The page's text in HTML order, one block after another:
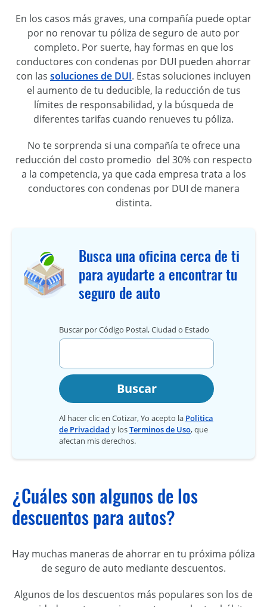
En los casos más graves, una compañía puede optar
por no renovar tu póliza de seguro de auto por
completo. Por suerte, hay formas en que los
conductores con condenas por DUI pueden ahorrar
con las soluciones de DUI. Estas soluciones incluyen
el aumento de tu deducible, la reducción de tus
límites de responsabilidad, y la búsqueda de
diferentes tarifas cuando renueves tu póliza.
No te sorprenda si una compañía te ofrece una
reducción del costo promedio del 30% con respecto
a la competencia, ya que cada empresa trata a los
conductores con condenas por DUI de manera
distinta.
Busca una oficina cerca de ti
para ayudarte a encontrar tu
seguro de auto
Buscar por Código Postal, Ciudad o Estado
Buscar
Al hacer clic en Cotizar, Yo acepto la Politica
de Privacidad y losTerminos de Uso, que
afectan mis derechos.
¿Cuáles son algunos de los
descuentos para autos?
Hay muchas maneras de ahorrar en tu próxima póliza
de seguro de auto mediante descuentos.
Algunos de los descuentos más populares son los de